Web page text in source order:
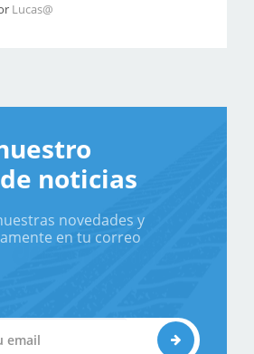
Lucas@
noticias
novedades y
en tu correo